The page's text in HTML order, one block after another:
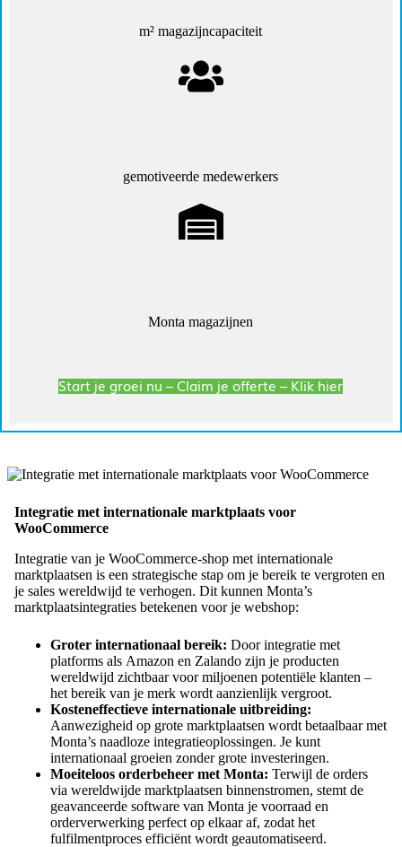
m² magazijncapaciteit
gemotiveerde medewerkers
Monta magazijnen
Start je groei nu – Claim je offerte – Klik hier
Integratie met internationale marktplaats voor
WooCommerce
Integratie van je WooCommerce-shop met internationale
marktplaatsen is een strategische stap om je bereik te vergroten en
je sales wereldwijd te verhogen. Dit kunnen Monta’s
marktplaatsintegraties betekenen voor je webshop:
Groter internationaal bereik: Door integratie met
platforms als Amazon en Zalando zijn je producten
wereldwijd zichtbaar voor miljoenen potentiële klanten –
het bereik van je merk wordt aanzienlijk vergroot.
Kosteneffectieve internationale uitbreiding:
Aanwezigheid op grote marktplaatsen wordt betaalbaar met
Monta’s naadloze integratieoplossingen. Je kunt
internationaal groeien zonder grote investeringen.
Moeiteloos orderbeheer met Monta: Terwijl de orders
via wereldwijde marktplaatsen binnenstromen, stemt de
geavanceerde software van Monta je voorraad en
orderverwerking perfect op elkaar af, zodat het
fulfilmentproces efficiënt wordt geautomatiseerd.